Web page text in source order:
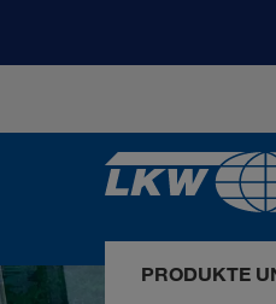
PRODUKTE